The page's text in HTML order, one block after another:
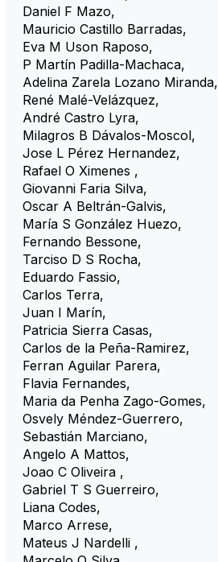
Daniel F Mazo,
Mauricio Castillo Barradas,
Eva M Uson Raposo,
P Martín Padilla-Machaca,
Adelina Zarela Lozano Miranda,
René Malé-Velázquez,
André Castro Lyra,
Milagros B Dávalos-Moscol,
Jose L Pérez Hernandez,
Rafael O Ximenes ,
Giovanni Faria Silva,
Oscar A Beltrán-Galvis,
María S González Huezo,
Fernando Bessone,
Tarciso D S Rocha,
Eduardo Fassio,
Carlos Terra,
Juan I Marín,
Patricia Sierra Casas,
Carlos de la Peña-Ramirez,
Ferran Aguilar Parera,
Flavia Fernandes,
Maria da Penha Zago-Gomes,
Osvely Méndez-Guerrero,
Sebastián Marciano,
Angelo A Mattos,
Joao C Oliveira ,
Gabriel T S Guerreiro,
Liana Codes,
Marco Arrese,
Mateus J Nardelli ,